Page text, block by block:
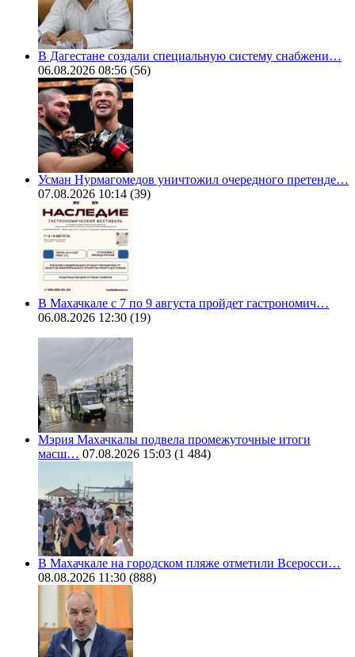
В Дагестане создали специальную систему снабжени…
06.08.2026 08:56 (56)
Усман Нурмагомедов уничтожил очередного претенде…
07.08.2026 10:14 (39)
В Махачкале с 7 по 9 августа пройдет гастрономич…
06.08.2026 12:30 (19)
Мэрия Махачкалы подвела промежуточные итоги
масш… 07.08.2026 15:03 (1 484)
В Махачкале на городском пляже отметили Всеросси…
08.08.2026 11:30 (888)